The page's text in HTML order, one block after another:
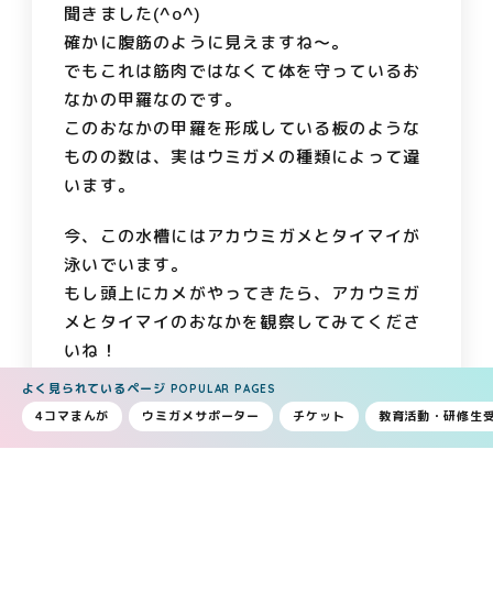
よく見られているページ POPULAR PAGES
4コマまんが ウミガメサポーター チケット 教育活動・研修生
聞きました(^o^)
確かに腹筋のように見えますね～。
でもこれは筋肉ではなくて体を守っているお
なかの甲羅なのです。
このおなかの甲羅を形成している板のような
ものの数は、実はウミガメの種類によって違
います。
今、この水槽にはアカウミガメとタイマイが
泳いでいます。
もし頭上にカメがやってきたら、アカウミガ
メとタイマイのおなかを観察してみてくださ
いね！